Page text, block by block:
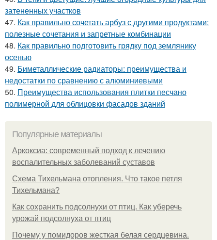
затененных участков
47. Как правильно сочетать арбуз с другими продуктами:
полезные сочетания и запретные комбинации
48. Как правильно подготовить грядку под землянику
осенью
49. Биметаллические радиаторы: преимущества и
недостатки по сравнению с алюминиевыми
50. Преимущества использования плитки песчано
полимерной для облицовки фасадов зданий
Популярные материалы
Аркоксиа: современный подход к лечению
воспалительных заболеваний суставов
Схема Тихельмана отопления. Что такое петля
Тихельмана?
Как сохранить подсолнухи от птиц. Как уберечь
урожай подсолнуха от птиц
Почему у помидоров жесткая белая сердцевина.